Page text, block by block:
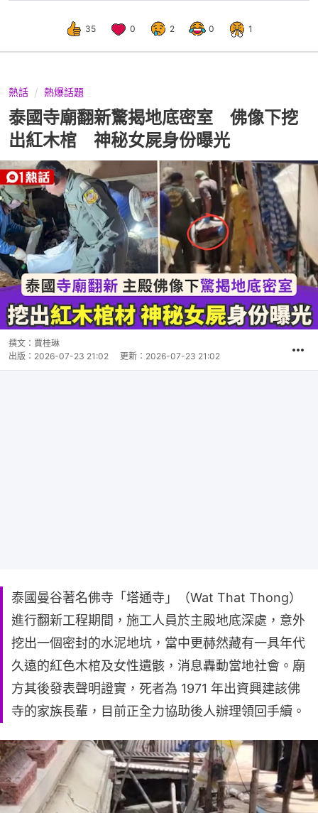
35 0 2 0 1
熱話 熱爆話題
泰國寺廟翻新驚揭地底密室 佛像下挖
出紅木棺 神秘女屍身份曝光
撰文： 賈桂琳
出版： 2026-07-23 21:02 更新： 2026-07-23 21:02
泰國曼谷著名佛寺「塔通寺」（Wat That Thong）
進行翻新工程期間，施工人員於主殿地底深處，意外
挖出一個密封的水泥地坑，當中更赫然藏有一具年代
久遠的紅色木棺及女性遺骸，消息轟動當地社會。廟
方其後發表聲明證實，死者為 1971 年出資興建該佛
寺的家族長輩，目前正全力協助後人辦理領回手續。